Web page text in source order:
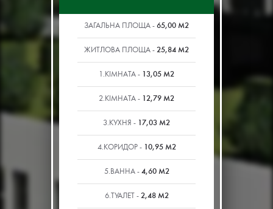
ЗАГАЛЬНА ПЛОЩА - 65,00 М2
ЖИТЛОВА ПЛОЩА - 25,84 М2
1.КІМНАТА - 13,05 М2
2.КІМНАТА - 12,79 М2
3.КУХНЯ - 17,03 М2
4.КОРИДОР - 10,95 М2
5.ВАННА - 4,60 М2
6.ТУАЛЕТ - 2,48 М2